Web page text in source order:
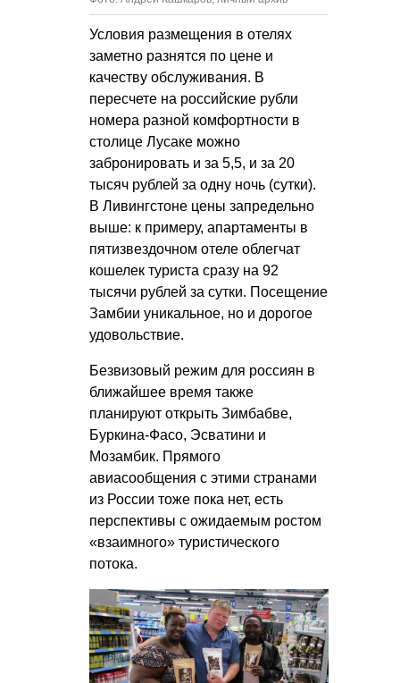
Условия размещения в отелях
заметно разнятся по цене и
качеству обслуживания. В
пересчете на российские рубли
номера разной комфортности в
столице Лусаке можно
забронировать и за 5,5, и за 20
тысяч рублей за одну ночь (сутки).
В Ливингстоне цены запредельно
выше: к примеру, апартаменты в
пятизвездочном отеле облегчат
кошелек туриста сразу на 92
тысячи рублей за сутки. Посещение
Замбии уникальное, но и дорогое
удовольствие.
Безвизовый режим для россиян в
ближайшее время также
планируют открыть Зимбабве,
Буркина-Фасо, Эсватини и
Мозамбик. Прямого
авиасообщения с этими странами
из России тоже пока нет, есть
перспективы с ожидаемым ростом
«взаимного» туристического
потока.